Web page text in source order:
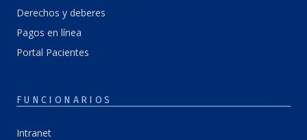
Derechos y deberes
Pagos en línea
Portal Pacientes
FUNCIONARIOS
Intranet